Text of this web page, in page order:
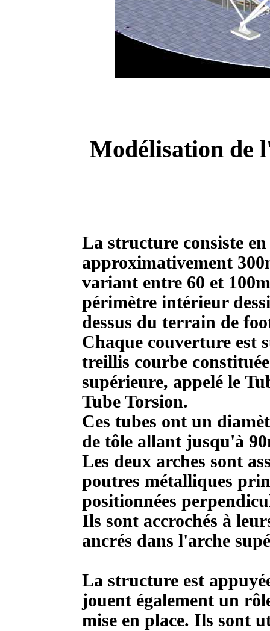
Modélisation de
La structure consiste
approximativement
variant entre 60 et
périmètre intérieur
dessus du terrain de
Chaque couverture est
treillis courbe
supérieure, appelé le
Tube Torsion.
Ces tubes ont un
de tôle allant jusqu'à
Les deux arches sont
poutres métalliques
positionnées
Ils sont accrochés à
ancrés dans l'arche
La structure est
jouent également un
mise en place. Ils sont